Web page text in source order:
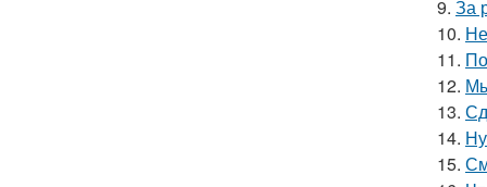
9. За
10.
11.
12.
13.
14.
15.